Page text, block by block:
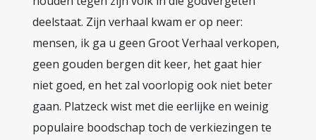
deelstaat. Zijn verhaal kwam er op neer:
mensen, ik ga u geen Groot Verhaal verkopen,
geen gouden bergen dit keer, het gaat hier
niet goed, en het zal voorlopig ook niet beter
gaan. Platzeck wist met die eerlijke en weinig
populaire boodschap toch de verkiezingen te